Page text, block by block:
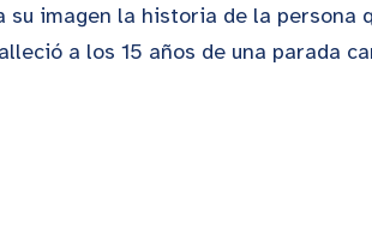
imagen la historia de la persona
a los 15 años de una parada